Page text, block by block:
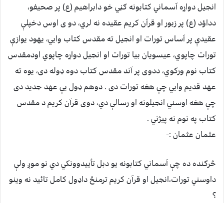
انجیل دواړه آسماني کتابونه ګڼي خو دابراهیم (ع) پر صحیفو،
دداؤد (ع) پر زبور او قرآن کریم عقیده نه لري، دو ی اوس دخپلې
عقیدې پر آساس تورات او انجیل ته مقدس کتاب وایي، یهود یوازې
تورات چاپوي، عیسویان بیا تورات او انجیل دواړه چاپوي اودمقدس
کتاب نوم ورکوي، ددوی پر آند مقدس کتاب دوه ډوله دی، یوه ته
عهد قدیم وایي چې هغه تورات دی . دوهم ډول یې عهد جدید دی
چې هغه اوسني انجیلونه او رسالې دي، دوی قرآن کریم د مقدس
کتاب په نوم نه پیژني .
عثمان عثمان :-
څرګنده ده چې آسماني کتابونه یو دبل تأییدوونکي دي نو موږ ولې
داوسني تورات،انجیل او قرآن کریم ترمنځ داډول کامل تائيد نه وینو
؟